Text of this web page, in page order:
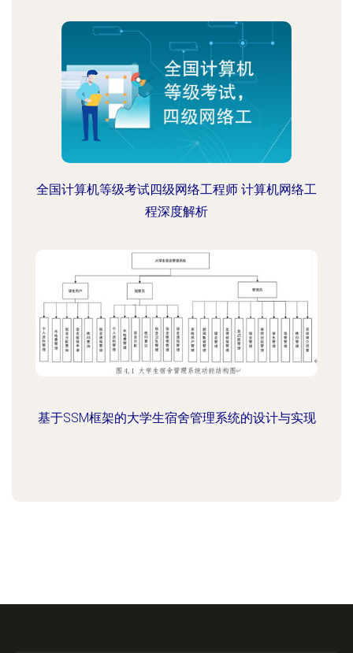
全国计算机等级考试四级网络工程师 计算机网络工
程深度解析
基于SSM框架的大学生宿舍管理系统的设计与实现